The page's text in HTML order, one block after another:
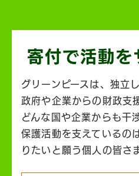
寄付で活動を
グリーンピースは、独立
政府や企業からの財政支
どんな国や企業からも干
保護活動を支えているの
りたいと願う個人の皆さ